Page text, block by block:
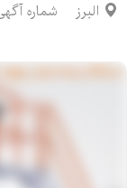
البرز شماره